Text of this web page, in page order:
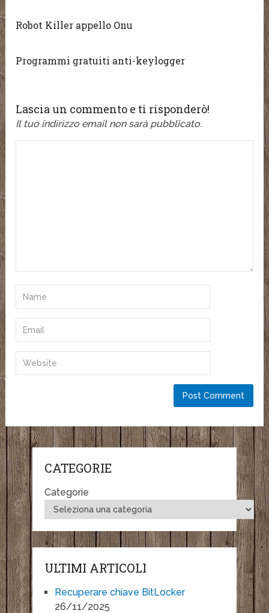
Robot Killer appello Onu
Programmi gratuiti anti-keylogger
Lascia un commento e ti risponderò!
Il tuo indirizzo email non sarà pubblicato.
CATEGORIE
Categorie
ULTIMI ARTICOLI
Recuperare chiave BitLocker
26/11/2025